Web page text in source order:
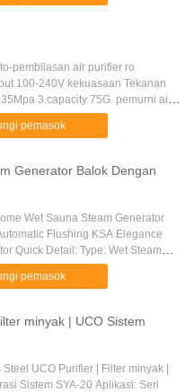
pembilasan air purifier ro
100-240V kekuasaan Tekanan
3.capacity 75G. pemurni air
100-240V kekuasaan Tekanan
3...
pemasok
Generator Balok Dengan
Wet Sauna Steam Generator
Flushing KSA Elegance
Quick Detail: Type: Wet Steam
digital and optional Power
220V.....
pemasok
minyak | UCO Sistem
UCO Purifier | Filter minyak |
Sistem SYA-20 Aplikasi: Seri